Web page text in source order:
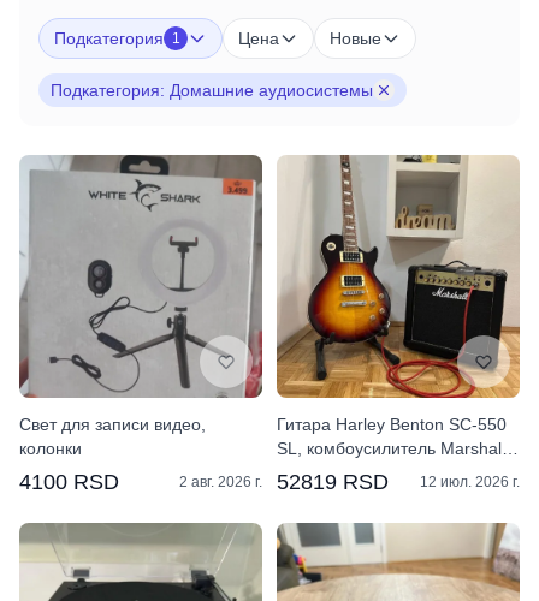
Подкатегория 1 Цена Новые
Подкатегория: Домашние аудиосистемы
Свет для записи видео,
колонки
4100 RSD 2 авг. 2026 г.
Гитара Harley Benton SC-550
SL, комбоусилитель Marshall
MG15GFX
52819 RSD 12 июл. 2026 г.